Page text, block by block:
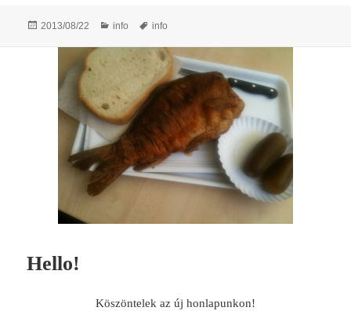
Posted
2013/08/22 Categories
info Tags
info
Hello!
Köszöntelek az új honlapunkon!